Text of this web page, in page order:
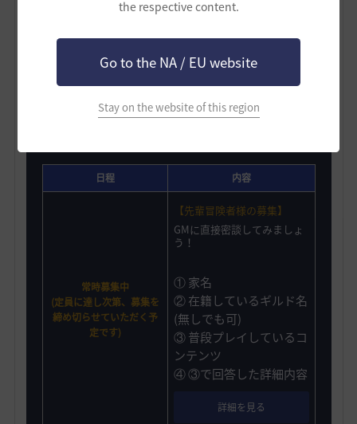
the respective content.
Go to the NA / EU website
Stay on the website of this region
う✨
* GMギルド行事に関する予定は本掲示板にて随時更新する形
でお知らせいたします。
日程 内容
常時募集中
(定員に達し次第、募集を
締め切らせていただく予
定です)
【先輩冒険者様の募集】
GMに直接密談してみましょ
う！
① 家名
② 在籍しているギルド名
(無しでも可)
③ 普段プレイしているコ
ンテンツ
④ ③で回答した詳細内容
詳細を見る